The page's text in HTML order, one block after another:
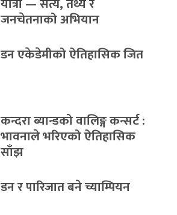
जनचेतनाको अभियान
डन एकेडेमीको ऐतिहासिक जित
कन्दरा ब्यान्डको वालिङ्ग कन्सर्ट :
भावनाले भरिएको ऐतिहासिक
साँझ
डन र पारिजात बने च्याम्पियन